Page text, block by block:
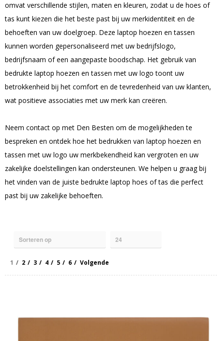
omvat verschillende stijlen, maten en kleuren, zodat u de hoes of
tas kunt kiezen die het beste past bij uw merkidentiteit en de
behoeften van uw doelgroep. Deze laptop hoezen en tassen
kunnen worden gepersonaliseerd met uw bedrijfslogo,
bedrijfsnaam of een aangepaste boodschap. Het gebruik van
bedrukte laptop hoezen en tassen met uw logo toont uw
betrokkenheid bij het comfort en de tevredenheid van uw klanten,
wat positieve associaties met uw merk kan creëren.
Neem contact op met Den Besten om de mogelijkheden te
bespreken en ontdek hoe het bedrukken van laptop hoezen en
tassen met uw logo uw merkbekendheid kan vergroten en uw
zakelijke doelstellingen kan ondersteunen. We helpen u graag bij
het vinden van de juiste bedrukte laptop hoes of tas die perfect
past bij uw zakelijke behoeften.
1 2 3 4 5 6 Volgende